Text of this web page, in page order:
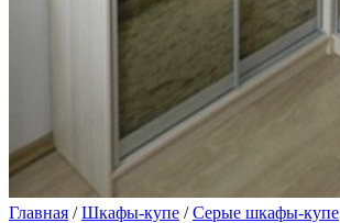
Главная /Шкафы-купе /Серые шкафы-купе